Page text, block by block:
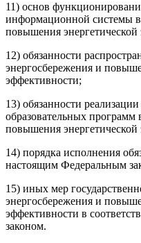
11) основ
информационной системы в
повышения
12) обязанности
энергосбережения и
эффективности;
13) обязанности
образовательных программ
повышения
14) порядка исполнения
настоящим Федеральным
15) иных мер
энергосбережения и
эффективности в
законом.